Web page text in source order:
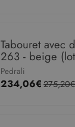
Tabouret avec
263 - beige
Pedrali
234,06€ 275,20€